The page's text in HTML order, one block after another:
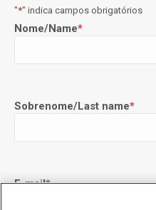
"*" indica campos obrigatórios
Nome/Name*
Sobrenome/Last name*
E-mail*